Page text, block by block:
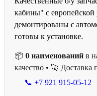
кабины" с европейской
демонтированы с
готовы к установке.
📦 0 наименований в
качество • 🚀 Доставка
📞 +7 921 915-05-12